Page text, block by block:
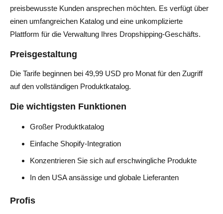
preisbewusste Kunden ansprechen möchten. Es verfügt über
einen umfangreichen Katalog und eine unkomplizierte
Plattform für die Verwaltung Ihres Dropshipping-Geschäfts.
Preisgestaltung
Die Tarife beginnen bei 49,99 USD pro Monat für den Zugriff
auf den vollständigen Produktkatalog.
Die wichtigsten Funktionen
Großer Produktkatalog
Einfache Shopify-Integration
Konzentrieren Sie sich auf erschwingliche Produkte
In den USA ansässige und globale Lieferanten
Profis